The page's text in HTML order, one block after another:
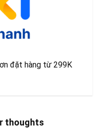
đặt hàng từ 299K
thoughts